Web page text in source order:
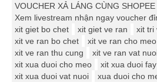
VOUCHER XẢ LÁNG CÙNG SHOPEE
Xem livestream nhận ngay voucher
xit giet bo chet
xit giet ve ran xit tri
xit ve ran bo chet
xit ve ran cho meo
xit ve ran thu cung
xit ve ran vat
xit xua duoi cho meo
xit xua duoi
xit xua duoi vat nuoi
xua duoi cho